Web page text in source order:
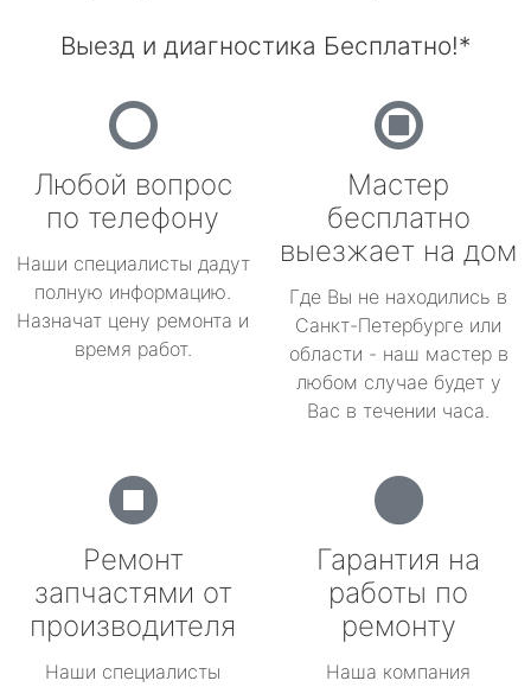
Выезд и диагностика Бесплатно!*
Любой вопрос
по телефону
Наши специалисты дадут
полную информацию.
Назначат цену ремонта и
время работ.
Мастер
бесплатно
выезжает на дом
Где Вы не находились в
Санкт-Петербурге или
области - наш мастер в
любом случае будет у
Вас в течении часа.
Ремонт
запчастями от
производителя
Наши специалисты
Гарантия на
работы по
ремонту
Наша компания